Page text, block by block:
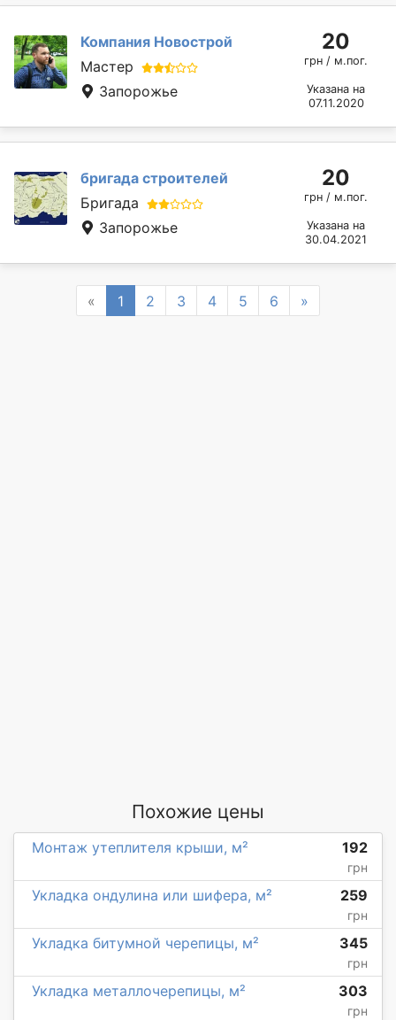
Компания Новострой
Мастер
Запорожье
20
грн / м.пог.
Указана на
07.11.2020
бригада строителей
Бригада
Запорожье
20
грн / м.пог.
Указана на
30.04.2021
« Previous
1 2 3 4 5 6 »
Похожие цены
Монтаж утеплителя крыши, м² 192
грн
Укладка ондулина или шифера, м² 259
грн
Укладка битумной черепицы, м² 345
грн
Укладка металлочерепицы, м² 303
грн